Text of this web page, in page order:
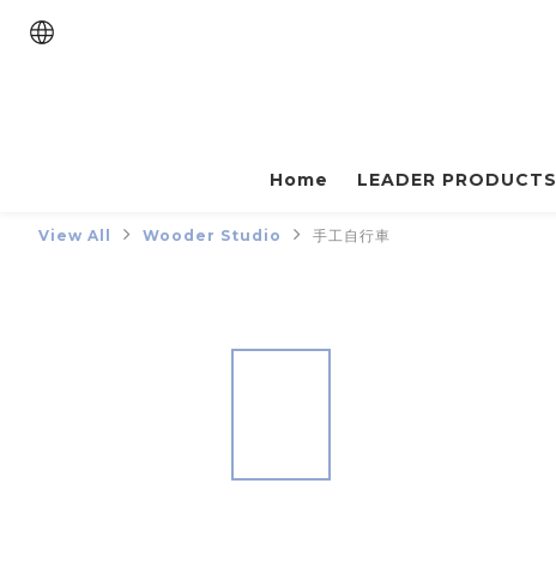
Home LEADER PRODUCTS
View All Wooder Studio 手工自行車